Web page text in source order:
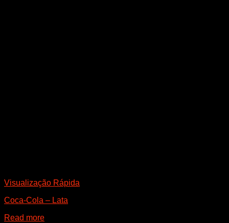
Visualização Rápida
Coca-Cola – Lata
Read more